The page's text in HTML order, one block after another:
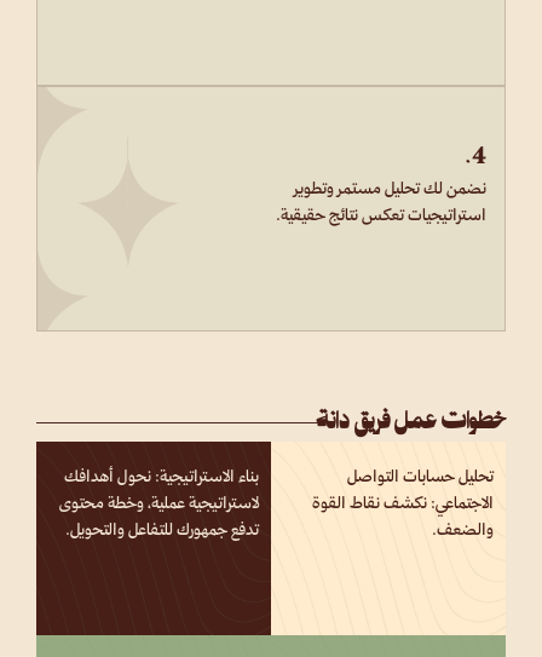
4.
نضمن لك تحليل مستمر وتطوير
استراتيجيات تعكس نتائج حقيقية.
خطوات عمل فريق دانة
تحليل حسابات التواصل
الاجتماعي: نكشف نقاط القوة
والضعف.
بناء الاستراتيجية: نحول أهدافك
لاستراتيجية عملية، وخطة محتوى
تدفع جمهورك للتفاعل والتحويل.